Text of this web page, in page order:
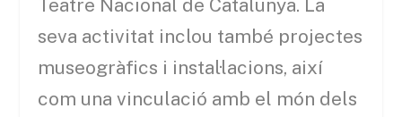
Teatre Nacional de Catalunya. La
seva activitat inclou també projectes
museogràfics i instal·lacions, així
com una vinculació amb el món dels